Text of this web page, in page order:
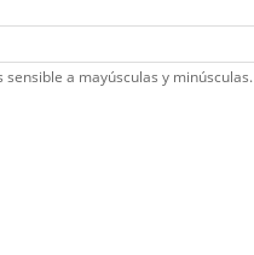
sensible a mayúsculas y minúsculas.